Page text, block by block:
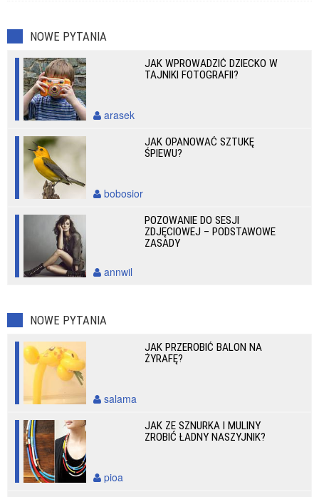
NOWE PYTANIA
JAK WPROWADZIĆ DZIECKO W
TAJNIKI FOTOGRAFII?
arasek
JAK OPANOWAĆ SZTUKĘ
ŚPIEWU?
bobosior
POZOWANIE DO SESJI
ZDJĘCIOWEJ – PODSTAWOWE
ZASADY
annwil
NOWE PYTANIA
JAK PRZEROBIĆ BALON NA
ŻYRAFĘ?
salama
JAK ZE SZNURKA I MULINY
ZROBIĆ ŁADNY NASZYJNIK?
pioa